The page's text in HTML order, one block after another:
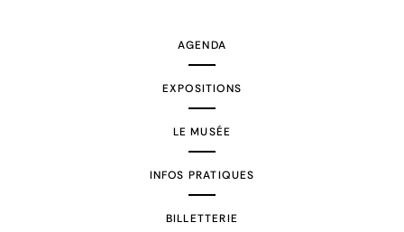
AGENDA
EXPOSITIONS
LE MUSÉE
INFOS PRATIQUES
BILLETTERIE